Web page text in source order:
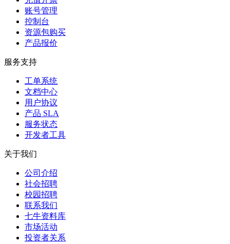
账号管理
控制台
资源包购买
产品报价
服务支持
工单系统
文档中心
用户协议
产品 SLA
服务状态
开发者工具
关于我们
公司介绍
社会招聘
校园招聘
联系我们
七牛资料库
市场活动
投资者关系